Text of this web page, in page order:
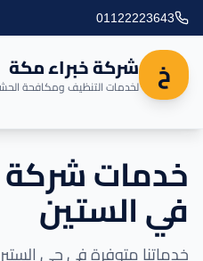
01122223643
خ شركة خبراء مكة
لخدمات التنظيف ومكافحة
العروض
المدونة
خدمات شركة
في الستين
خدماتنا متوفرة في حي